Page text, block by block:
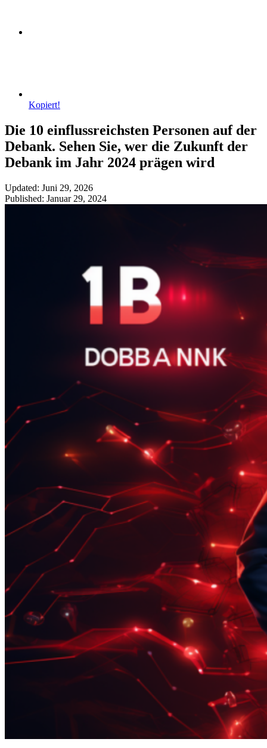
Kopiert!
Die 10 einflussreichsten Personen auf der
Debank. Sehen Sie, wer die Zukunft der
Debank im Jahr 2024 prägen wird
Updated: Juni 29, 2026
Published: Januar 29, 2024